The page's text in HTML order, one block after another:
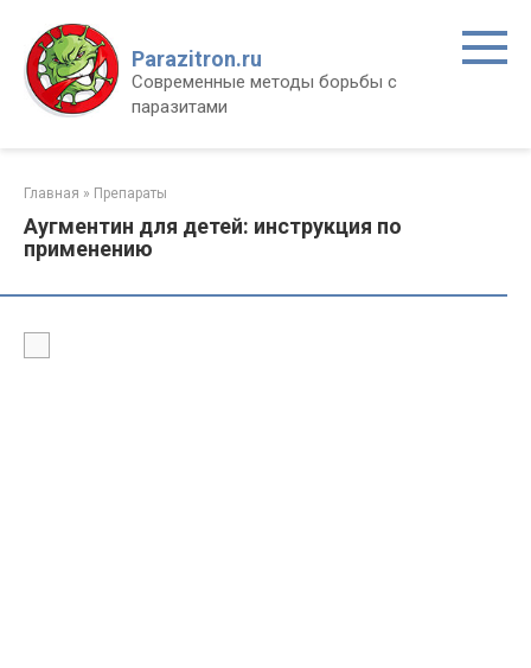
контенту
Parazitron.ru
Современные методы борьбы с
паразитами
Главная » Препараты
Аугментин для детей: инструкция по
применению